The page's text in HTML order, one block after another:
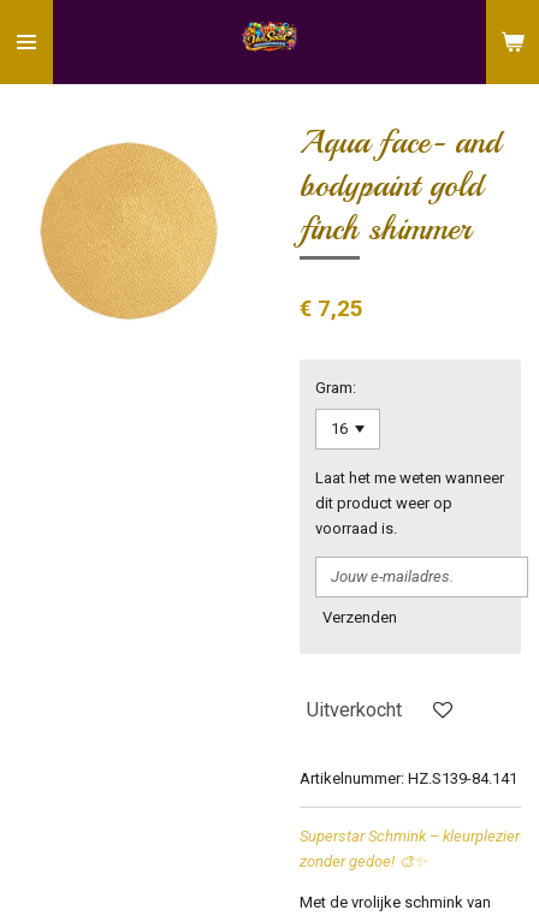
direct
Aqua face- and
bodypaint gold
finch shimmer
€ 7,25
Gram:
Laat het me weten wanneer
dit product weer op
voorraad is.
Verzenden
Uitverkocht
Artikelnummer: HZ.S139-84.141
Superstar Schmink – kleurplezier
zonder gedoe! 🎨✨
Met de vrolijke schmink van